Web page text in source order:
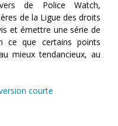
de Police Watch,
de la Ligue des droits
et émettre une série de
ce que certains points
mieux tendancieux, au
courte